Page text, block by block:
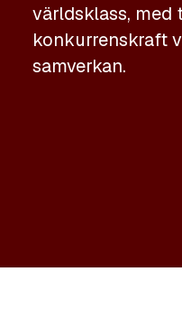
världsklass, med
konkurrenskraft
samverkan.